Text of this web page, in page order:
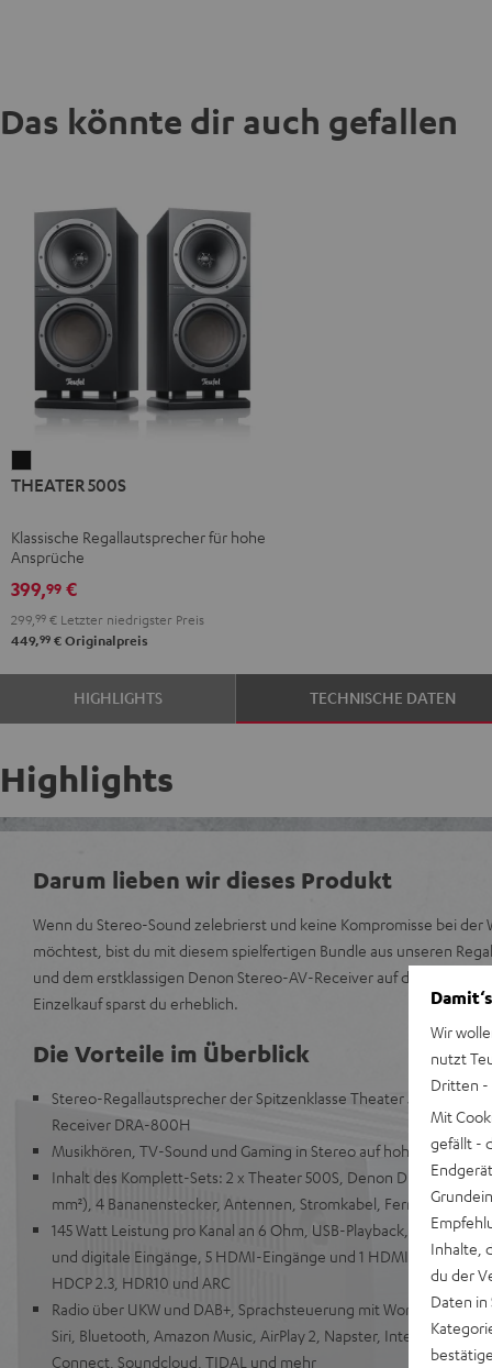
Das könnte dir auch gefallen
500S
THEATER 500S
Klassische Regallautsprecher für hohe
Ansprüche
399,99 €
299, 99 € Letzter niedrigster Preis
449,99 € Originalpreis
HIGHLIGHTS TECHNISCHE DATEN
Highlights
Darum lieben wir dieses Produkt
Wenn du Stereo-Sound zelebrierst und keine Kompromisse bei
möchtest, bist du mit diesem spielfertigen Bundle aus unseren
und dem erstklassigen Denon Stereo-AV-Receiver auf der richtigen
Einzelkauf sparst du erheblich.
Die Vorteile im Überblick
Stereo-Regallautsprecher der Spitzenklasse Theater 500S mit
Receiver DRA-800H
Musikhören, TV-Sound und Gaming in Stereo auf hohem Niveau
Inhalt des Komplett-Sets: 2 x Theater 500S, Denon DRA-800H,
mm²), 4 Bananenstecker, Antennen, Stromkabel, Fernbedienung
145 Watt Leistung pro Kanal an 6 Ohm, USB-Playback, Phono-
und digitale Eingänge, 5 HDMI-Eingänge und 1 HDMI Ausgang
HDCP 2.3, HDR10 und ARC
Radio über UKW und DAB+, Sprachsteuerung mit Works with
Siri, Bluetooth, Amazon Music, AirPlay 2, Napster, Internetradio
Connect, Soundcloud, TIDAL und mehr
Wir
nutzt
Dritten -
Mit
gefällt -
Inhalte,
du der
Daten in